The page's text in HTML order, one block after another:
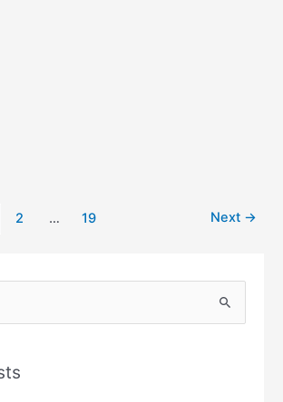
2 … 19 Next →